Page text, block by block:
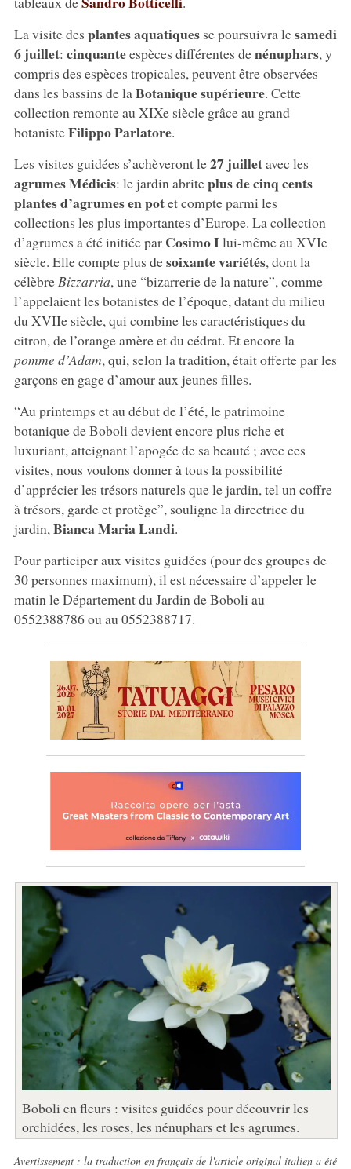
La visite des plantes aquatiquesse poursuivra lesamedi
6 juillet: cinquanteespèces différentes denénuphars, y
compris des espèces tropicales, peuvent être observées
dans les bassins de la Botanique supérieure. Cette
collection remonte au XIXe siècle grâce au grand
botanisteFilippo Parlatore.
Les visites guidées s’achèveront le27 juilletavec les
agrumes Médicis: le jardin abriteplus de cinq cents
plantes d’agrumes en potet compte parmi les
collections les plus importantes d’Europe. La collection
d’agrumes a été initiée par Cosimo Ilui-même au XVIe
siècle. Elle compte plus desoixante variétés, dont la
célèbreBizzarria, une “bizarrerie de la nature”, comme
l’appelaient les botanistes de l’époque, datant du milieu
du XVIIe siècle, qui combine les caractéristiques du
citron, de l’orange amère et du cédrat. Et encore la
pomme d’Adam, qui, selon la tradition, était offerte par les
garçons en gage d’amour aux jeunes filles.
“Au printemps et au début de l’été, le patrimoine
botanique de Boboli devient encore plus riche et
luxuriant, atteignant l’apogée de sa beauté ; avec ces
visites, nous voulons donner à tous la possibilité
d’apprécier les trésors naturels que le jardin, tel un coffre
à trésors, garde et protège”, souligne la directrice du
jardin, Bianca Maria Landi.
Pour participer aux visites guidées (pour des groupes de
30 personnes maximum), il est nécessaire d’appeler le
matin le Département du Jardin de Boboli au
0552388786 ou au 0552388717.
Boboli en fleurs : visites guidées pour découvrir les
orchidées, les roses, les nénuphars et les agrumes.
Avertissement : la traduction en français de l'article original italien a été